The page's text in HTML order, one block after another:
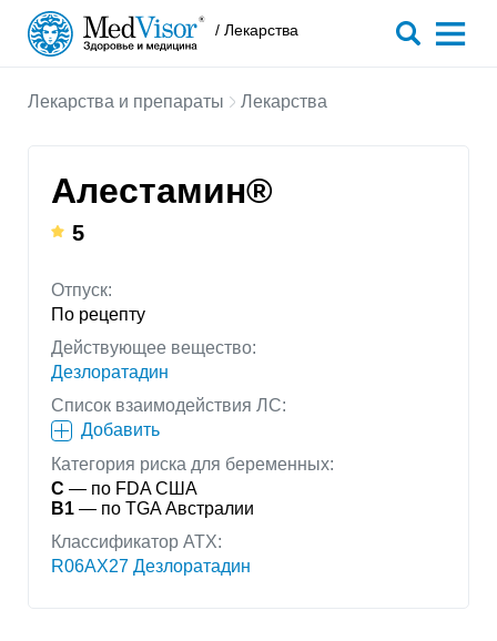
/ Лекарства
Лекарства и препараты Лекарства
Алестамин®
5
Отпуск:
По рецепту
Действующее вещество:
Дезлоратадин
Список взаимодействия ЛС:
Добавить
Категория риска для беременных:
C — по FDA США
B1 — по TGA Австралии
Классификатор АТХ:
R06AX27 Дезлоратадин